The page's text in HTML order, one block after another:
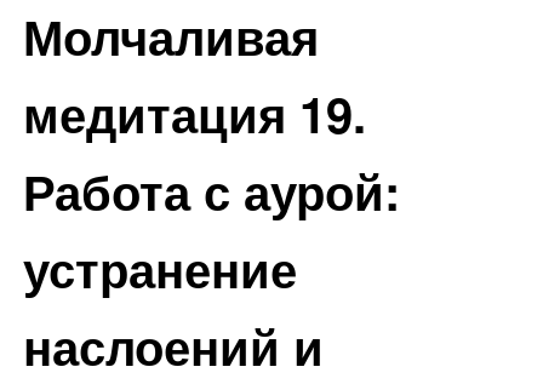
Молчаливая
медитация 19.
Работа с аурой:
устранение
наслоений и